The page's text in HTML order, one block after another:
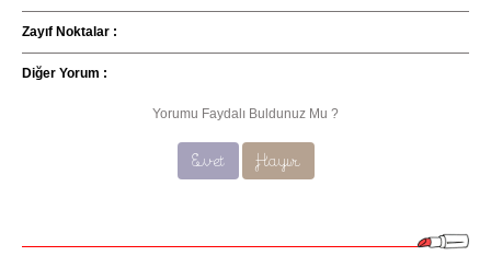
Zayıf Noktalar :
Diğer Yorum :
Yorumu Faydalı Buldunuz Mu ?
Evet Hayır